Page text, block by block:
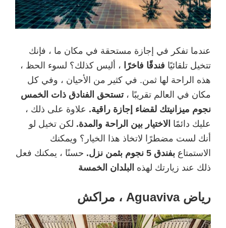
عندما تفكر في إجازة مستحقة في مكان ما ، فإنك
تتخيل تلقائيًا فندقًا فاخرًا ، أليس كذلك؟ لسوء الحظ ،
هذه الراحة لها ثمن. في كثير من الأحيان ، وفي كل
مكان في العالم تقريبًا ،تستحق الفنادق ذات الخمس
نجوم ميزانيتك لقضاء إجازة راقية. علاوة على ذلك ،
عليك دائمًا الاختيار بين الراحة والمدة. لكن تخيل لو
أنك لست مضطرًا لاتخاذ هذا الخيار؟ ويمكنك
الاستمتاع بفندق 5 نجوم بثمن نزل.
حسنًا ، يمكنك فعل
ذلك عند زيارتك لهذه البلدان الخمسة
رياض Aguaviva ، مراكش